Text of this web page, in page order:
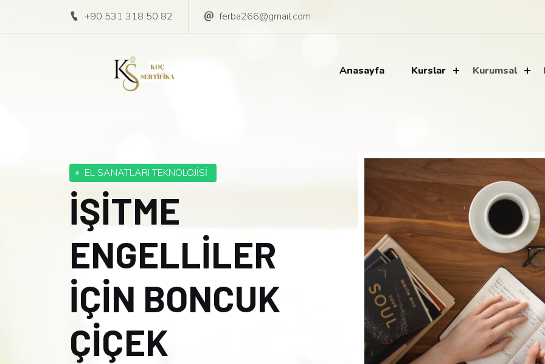
+90 531 318 50 82 ferba266@gmail.com
Anasayfa Kurslar Kurumsal
EL SANATLARI TEKNOLOJİSİ
İŞİTME
ENGELLİLER
İÇİN BONCUK
ÇİÇEK